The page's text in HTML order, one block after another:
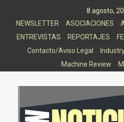
8 agosto,
NEWSLETTER
ASOCIACIONES
ENTREVISTAS
REPORTAJES
Contacto/Aviso Legal
Machine Review